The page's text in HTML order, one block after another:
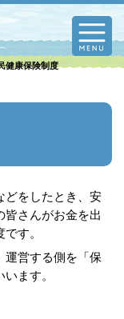
健康保険制度
をしたとき、安
皆さんがお金を出
す。
営する側を「保
ます。